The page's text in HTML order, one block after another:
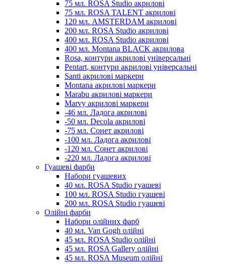
75 мл. ROSA Studio акрилові
75 мл. ROSA TALENT акрилові
120 мл. AMSTERDAM акрилові
200 мл. ROSA Studio акрилові
400 мл. ROSA Studio акрилові
400 мл. Montana BLACK акрилова
Rosa, контури акрилові універсальні
Pentart, контури акрилові універсальні
Santi акрилові маркери
Montana акрилові маркери
Marabu акрилові маркери
Marvy акрилові маркери
-46 мл. Ладога акрилові
-50 мл. Decola акрилові
-75 мл. Сонет акрилові
-100 мл. Ладога акрилові
-120 мл. Сонет акрилові
-220 мл. Ладога акрилові
Гуашеві фарби
Набори гуашевих
40 мл. ROSA Studio гуашеві
100 мл. ROSA Studio гуашеві
200 мл. ROSA Studio гуашеві
Олійні фарби
Набори олійних фарб
40 мл. Van Gogh олійні
45 мл. ROSA Studio олійні
45 мл. ROSA Gallery олійні
45 мл. ROSA Museum олійні